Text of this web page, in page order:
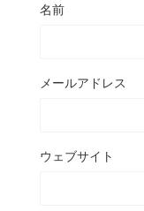
名前
メールアドレス
ウェブサイト